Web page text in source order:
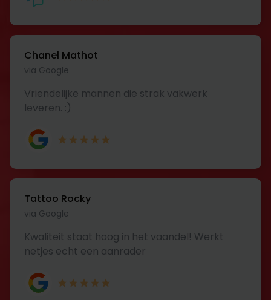
Chanel Mathot
via Google
Vriendelijke mannen die strak vakwerk
leveren. :)
Tattoo Rocky
via Google
Kwaliteit staat hoog in het vaandel! Werkt
netjes echt een aanrader